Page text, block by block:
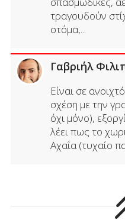
τραγουδούν
στόμα,...
Γαβριήλ
Είναι σε
σχέση με την
όχι μόνο),
λέει πως το
Αχαΐα (τυχαίο